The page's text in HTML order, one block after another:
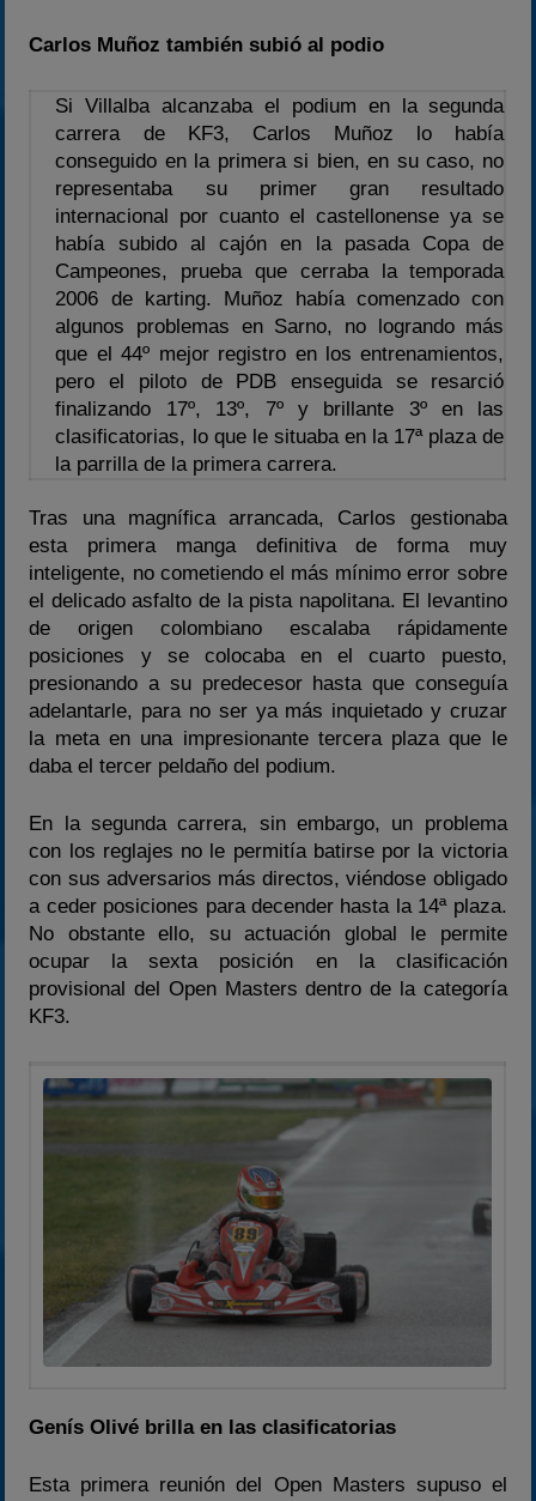
Carlos Muñoz también subió al podio
Si Villalba alcanzaba el podium en la segunda
carrera de KF3, Carlos Muñoz lo había
conseguido en la primera si bien, en su caso, no
representaba su primer gran resultado
internacional por cuanto el castellonense ya se
había subido al cajón en la pasada Copa de
Campeones, prueba que cerraba la temporada
2006 de karting. Muñoz había comenzado con
algunos problemas en Sarno, no logrando más
que el 44º mejor registro en los entrenamientos,
pero el piloto de PDB enseguida se resarció
finalizando 17º, 13º, 7º y brillante 3º en las
clasificatorias, lo que le situaba en la 17ª plaza de
la parrilla de la primera carrera.
Tras una magnífica arrancada, Carlos gestionaba
esta primera manga definitiva de forma muy
inteligente, no cometiendo el más mínimo error sobre
el delicado asfalto de la pista napolitana. El levantino
de origen colombiano escalaba rápidamente
posiciones y se colocaba en el cuarto puesto,
presionando a su predecesor hasta que conseguía
adelantarle, para no ser ya más inquietado y cruzar
la meta en una impresionante tercera plaza que le
daba el tercer peldaño del podium.
En la segunda carrera, sin embargo, un problema
con los reglajes no le permitía batirse por la victoria
con sus adversarios más directos, viéndose obligado
a ceder posiciones para decender hasta la 14ª plaza.
No obstante ello, su actuación global le permite
ocupar la sexta posición en la clasificación
provisional del Open Masters dentro de la categoría
KF3.
Genís Olivé brilla en las clasificatorias
Esta primera reunión del Open Masters supuso el